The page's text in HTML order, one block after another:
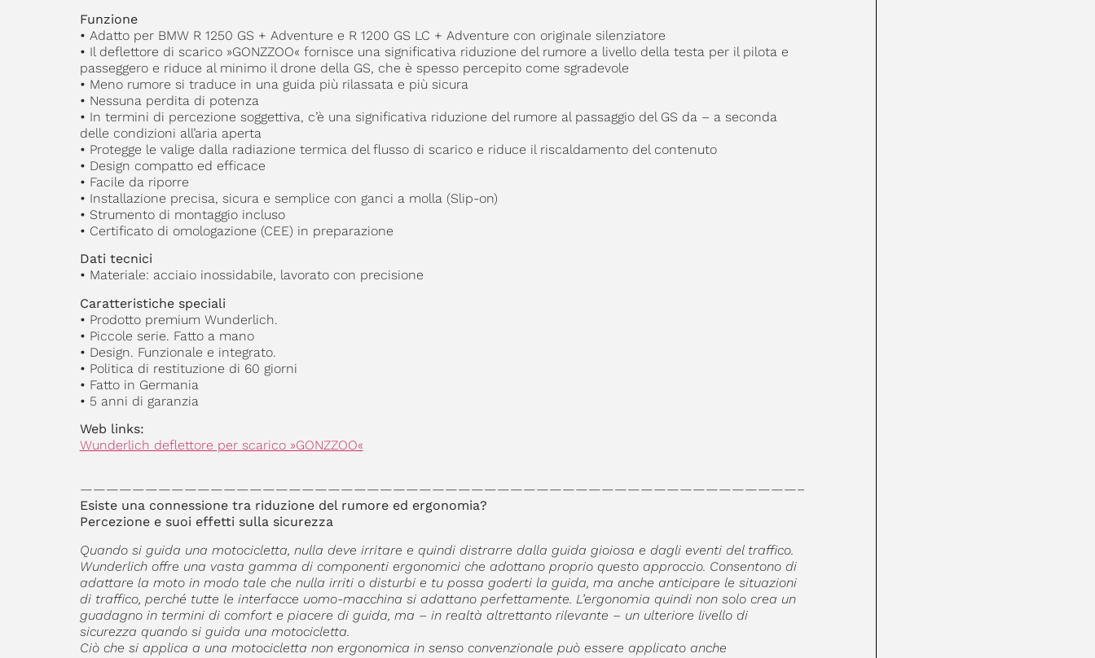
Funzione
• Adatto per BMW R 1250 GS + Adventure e R 1200 GS LC + Adventure con originale silenziatore
• Il deflettore di scarico »GONZZOO« fornisce una significativa riduzione del rumore a livello della testa per il pilota e
passeggero e riduce al minimo il drone della GS, che è spesso percepito come sgradevole
• Meno rumore si traduce in una guida più rilassata e più sicura
• Nessuna perdita di potenza
• In termini di percezione soggettiva, c’è una significativa riduzione del rumore al passaggio del GS da – a seconda
delle condizioni all’aria aperta
• Protegge le valige dalla radiazione termica del flusso di scarico e riduce il riscaldamento del contenuto
• Design compatto ed efficace
• Facile da riporre
• Installazione precisa, sicura e semplice con ganci a molla (Slip-on)
• Strumento di montaggio incluso
• Certificato di omologazione (CEE) in preparazione
Dati tecnici
• Materiale: acciaio inossidabile, lavorato con precisione
Caratteristiche speciali
• Prodotto premium Wunderlich.
• Piccole serie. Fatto a mano
• Design. Funzionale e integrato.
• Politica di restituzione di 60 giorni
• Fatto in Germania
• 5 anni di garanzia
Web links:
Wunderlich deflettore per scarico »GONZZOO«
———————————————————————————————————————————————————————–
Esiste una connessione tra riduzione del rumore ed ergonomia?
Percezione e suoi effetti sulla sicurezza
Quando si guida una motocicletta, nulla deve irritare e quindi distrarre dalla guida gioiosa e dagli eventi del traffico.
Wunderlich offre una vasta gamma di componenti ergonomici che adottano proprio questo approccio. Consentono di
adattare la moto in modo tale che nulla irriti o disturbi e tu possa goderti la guida, ma anche anticipare le situazioni
di traffico, perché tutte le interfacce uomo-macchina si adattano perfettamente. L’ergonomia quindi non solo crea un
guadagno in termini di comfort e piacere di guida, ma – in realtà altrettanto rilevante – un ulteriore livello di
sicurezza quando si guida una motocicletta.
Ciò che si applica a una motocicletta non ergonomica in senso convenzionale può essere applicato anche